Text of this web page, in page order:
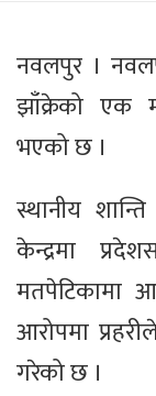
नवलपुर ।
झाँक्रेको एक
भएको छ ।
स्थानीय
केन्द्रमा
मतपेटिकामा
आरोपमा
गरेको छ ।